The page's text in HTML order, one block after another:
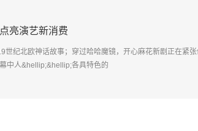
亮演艺新消费
世纪北欧神话故事；穿过哈哈魔镜，开心麻花新剧正在紧
中人&hellip;&hellip;各具特色的